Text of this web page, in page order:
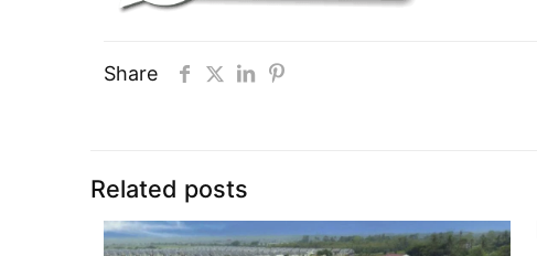
Share
Related posts